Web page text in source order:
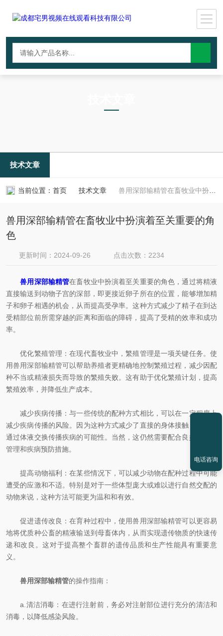
技术文章
当前位置： 首页 技术文章 兽用深部输精管在畜牧业中扮演着至关重要的角色
兽用深部输精管在畜牧业中扮演着至关重要的角
色
更新时间：2024-09-26 点击次数：2234
兽用深部输精管在畜牧业中扮演着至关重要的角色，通过将精液
直接输送到动物子宫的深部，即更接近卵子所在的位置，能够增加精
子和卵子相遇的机会，从而提高受孕率。这种方式减少了精子在到达
受精部位前所需穿越的距离和面临的障碍，提高了受精的效率和成功
率。
优化繁殖管理：在现代畜牧业中，繁殖管理是一项关键任务。使
用兽用深部输精管可以帮助养殖者更精确地控制繁殖过程，减少因配
种不当或精液损失而导致的繁殖失败。这有助于优化繁殖计划，提高
繁殖效率，并降低生产成本。
减少疾病传播：与一些传统的配种方式相比，可以在一定程度上
减少疾病传播的风险。因为这种方式减少了直接的身体接触，降低了
通过体液交换传播疾病的可能性。当然，这仍然需要配合良好的卫生
管理和疾病预防措施。
提高动物福利：在某些情况下，可以减少动物在配种过程中可能
遭受的应激和不适。特别是对于一些体型庞大或难以进行自然交配的
动物来说，这种方法可能更为温和和有效。
促进遗传改良：在育种过程中，使用兽用深部输精管可以更容易
地将优质种公畜的精液输送到母畜体内，从而实现遗传物质的快速传
递和改良。这对于提高整个畜群的遗传品质和生产性能具有重要意
义。
兽用深部输精管的操作指南：
a.清洁消毒：在进行注射前，务必对注射部位进行充分的清洁和
消毒，以降低感染风险。
电话咨询